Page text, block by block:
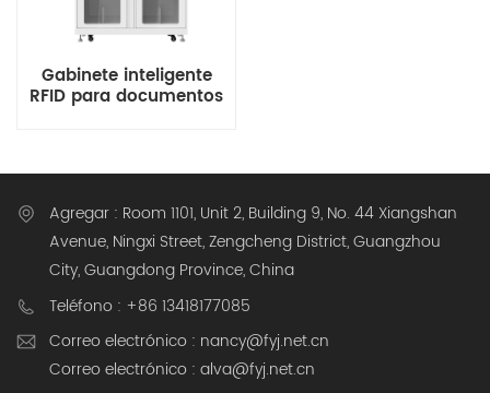
Gabinete inteligente
RFID para documentos
Agregar : Room 1101, Unit 2, Building 9, No. 44 Xiangshan
Avenue, Ningxi Street, Zengcheng District, Guangzhou
City, Guangdong Province, China
Teléfono : +86 13418177085
Correo electrónico : nancy@fyj.net.cn
Correo electrónico : alva@fyj.net.cn